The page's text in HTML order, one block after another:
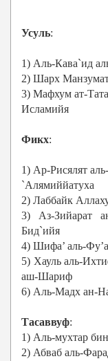
Усуль:
1) Аль-Кава`ид
2) Шарх
3) Мафхум ат-
Исламийя
Фикх:
1) Ар-Рисялят
`Алямиййатуха
2) Лаббайк
3) Аз-Зийарат
Бид`ийя
4) Шифа’ аль-
5) Хауль аль-
аш-Шариф
6) Аль-Мадх ан-
Тасаввуф:
1) Аль-мухтар
2) Абваб аль-